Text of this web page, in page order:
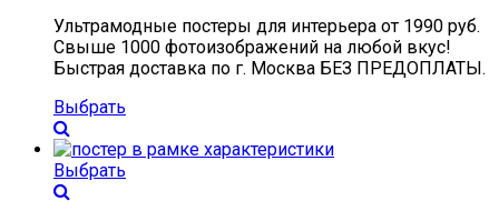
Ультрамодные постеры для интерьера от 1990 руб.
Свыше 1000 фотоизображений на любой вкус!
Быстрая доставка по г. Москва БЕЗ ПРЕДОПЛАТЫ.
Выбрать
Выбрать